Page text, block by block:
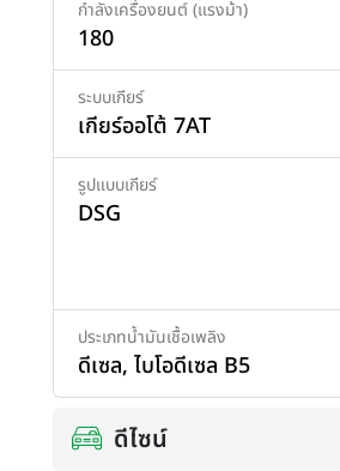
กำลังเครื่องยนต์ (แรงม้า)
180
ระบบเกียร์
เกียร์ออโต้ 7AT
รูปแบบเกียร์
DSG
ประเภทน้ำมันเชื้อเพลิง
ดีเซล, ไบโอดีเซล B5
ดีไซน์